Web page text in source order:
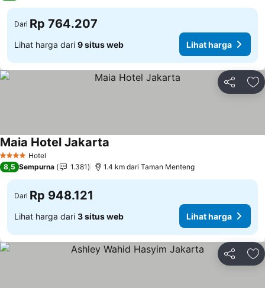
Dari Rp 764.207
Lihat harga dari 9 situs web Lihat harga
Bagikan
4 BintangHotel
Maia Hotel Jakarta
8,5 Sempurna 1.381 1.4 km dari Taman Menteng
Dari Rp 948.121
Lihat harga dari 3 situs web Lihat harga
Bagikan